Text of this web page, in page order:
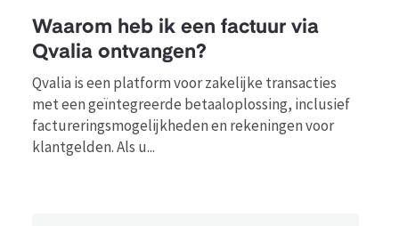
Waarom heb ik een factuur via
Qvalia ontvangen?
Qvalia is een platform voor zakelijke transacties
met een geïntegreerde betaaloplossing, inclusief
factureringsmogelijkheden en rekeningen voor
klantgelden. Als u...